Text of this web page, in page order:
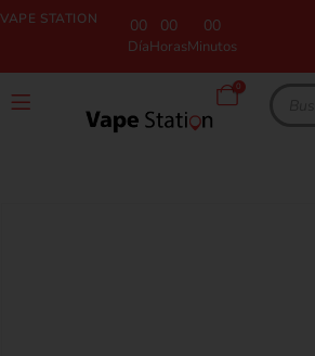
VAPE STATION 00
Día
00
Horas
00
Minutos
0